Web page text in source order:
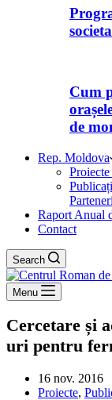
Cum
de
Rep. Moldova
Raport Anual
Contact
Search
Menu
Cercetare și
uri pentru
16 nov. 2016
Proiecte,